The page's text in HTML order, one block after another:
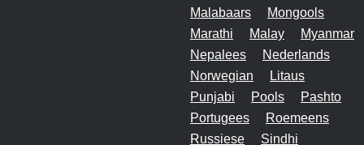
Malabaars
Mongools
Marathi
Malay
Myanmar
Nepalees
Nederlands
Norwegian
Litaus
Punjabi
Pools
Pashto
Portugees
Roemeens
Russiese
Sindhi